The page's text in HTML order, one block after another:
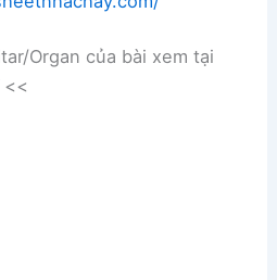
Organ của bài xem tại
<<